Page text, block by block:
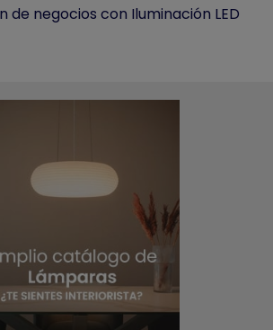
de negocios con Iluminación LED